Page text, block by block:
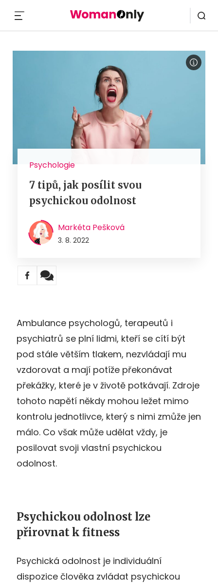
Psychologie
7 tipů, jak posílit svou
psychickou odolnost
Markéta Pešková
3. 8. 2022
Ambulance psychologů, terapeutů i
psychiatrů se plní lidmi, kteří se cítí být
pod stále větším tlakem, nezvládají mu
vzdorovat a mají potíže překonávat
překážky, které je v životě potkávají. Zdroje
tohoto napětí někdy mohou ležet mimo
kontrolu jednotlivce, který s nimi zmůže jen
málo. Co však může udělat vždy, je
posilovat svoji vlastní psychickou
odolnost.
Psychickou odolnost lze
přirovnat k fitness
Psychická odolnost je individuální
dispozice člověka zvládat psychickou